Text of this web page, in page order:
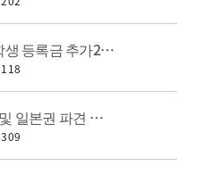
2026학년도 1학기 재(복)학생 등록금 추가2차(최종) 납부 안내
118
2026학년도 2학기 영어권 및 일본권 파견 교환학생 추가모집 안내
309